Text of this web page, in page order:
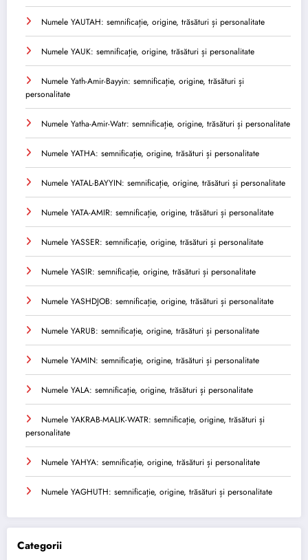
Numele YAUTAH: semnificație, origine, trăsături și personalitate
Numele YAUK: semnificație, origine, trăsături și personalitate
Numele Yath-Amir-Bayyin: semnificație, origine, trăsături și
personalitate
Numele Yatha-Amir-Watr: semnificație, origine, trăsături și personalitate
Numele YATHA: semnificație, origine, trăsături și personalitate
Numele YATAL-BAYYIN: semnificație, origine, trăsături și personalitate
Numele YATA-AMIR: semnificație, origine, trăsături și personalitate
Numele YASSER: semnificație, origine, trăsături și personalitate
Numele YASIR: semnificație, origine, trăsături și personalitate
Numele YASHDJOB: semnificație, origine, trăsături și personalitate
Numele YARUB: semnificație, origine, trăsături și personalitate
Numele YAMIN: semnificație, origine, trăsături și personalitate
Numele YALA: semnificație, origine, trăsături și personalitate
Numele YAKRAB-MALIK-WATR: semnificație, origine, trăsături și
personalitate
Numele YAHYA: semnificație, origine, trăsături și personalitate
Numele YAGHUTH: semnificație, origine, trăsături și personalitate
Categorii